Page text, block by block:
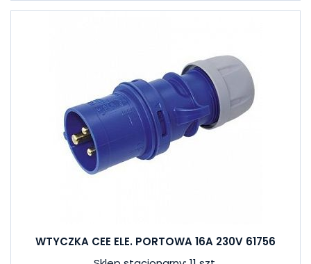
WTYCZKA CEE ELE. PORTOWA 16A 230V 61756